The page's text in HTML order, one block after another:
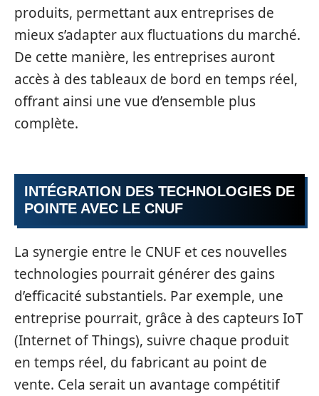
produits, permettant aux entreprises de
mieux s’adapter aux fluctuations du marché.
De cette manière, les entreprises auront
accès à des tableaux de bord en temps réel,
offrant ainsi une vue d’ensemble plus
complète.
INTÉGRATION DES TECHNOLOGIES DE
POINTE AVEC LE CNUF
La synergie entre le CNUF et ces nouvelles
technologies pourrait générer des gains
d’efficacité substantiels. Par exemple, une
entreprise pourrait, grâce à des capteurs IoT
(Internet of Things), suivre chaque produit
en temps réel, du fabricant au point de
vente. Cela serait un avantage compétitif